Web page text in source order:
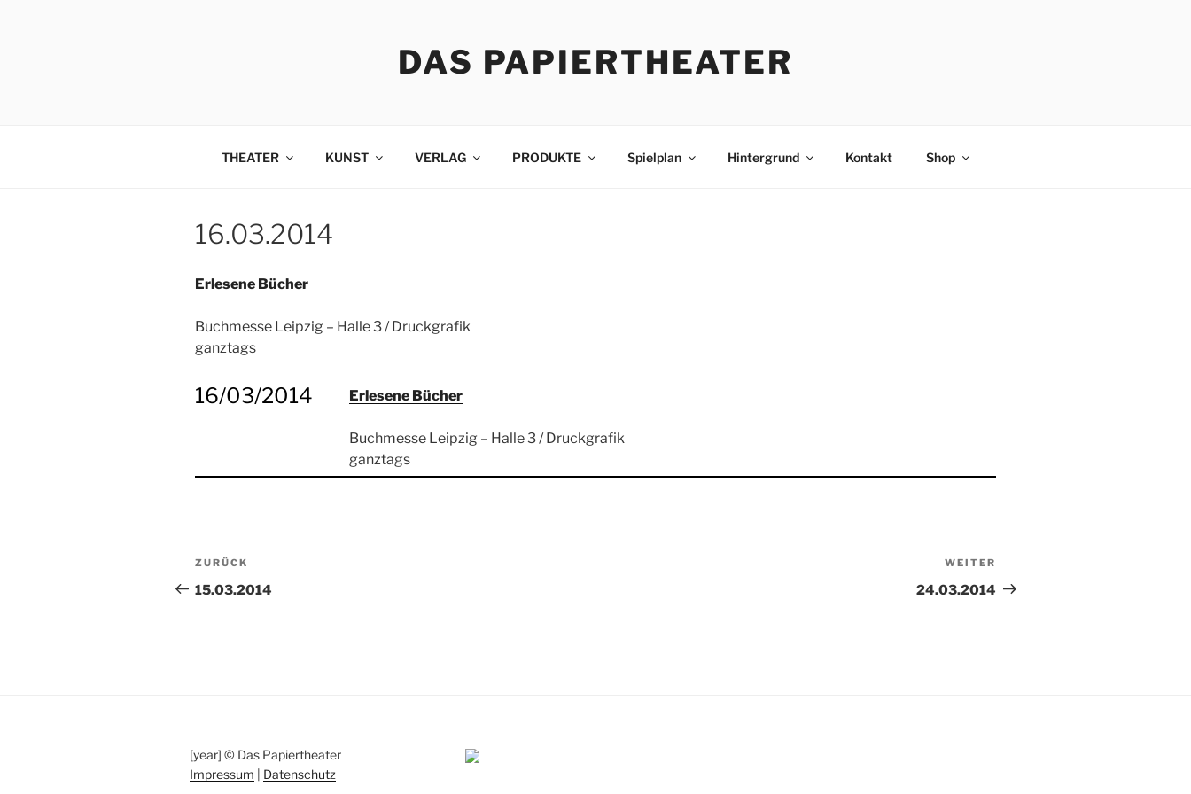
DAS PAPIERTHEATER
THEATER KUNST VERLAG PRODUKTE Spielplan Hintergrund Kontakt Shop
16.03.2014
Erlesene Bücher
Buchmesse Leipzig – Halle 3 / Druckgrafik
ganztags
16/03/2014 Erlesene Bücher
Buchmesse Leipzig – Halle 3 / Druckgrafik
ganztags
Beitragsnavigation
Vorheriger
Beitrag
ZURÜCK
15.03.2014
Beitrag
WEITER
24.03.2014
[year] © Das Papiertheater
Impressum
Datenschutz